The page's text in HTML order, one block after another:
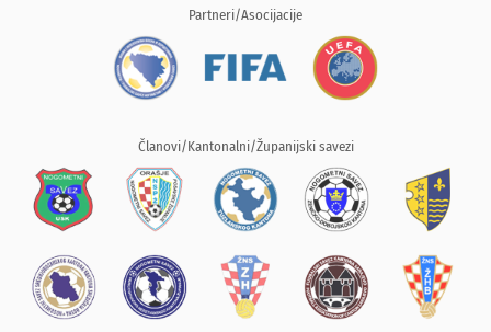
Partneri/Asocijacije
Članovi/Kantonalni/Županijski savezi